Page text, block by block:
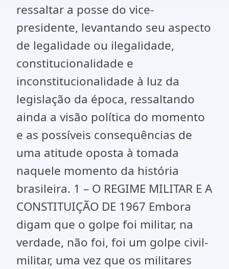
ressaltar a posse do vice-
presidente, levantando seu aspecto
de legalidade ou ilegalidade,
constitucionalidade e
inconstitucionalidade à luz da
legislação da época, ressaltando
ainda a visão política do momento
e as possíveis consequências de
uma atitude oposta à tomada
naquele momento da história
brasileira. 1 – O REGIME MILITAR E A
CONSTITUIÇÃO DE 1967 Embora
digam que o golpe foi militar, na
verdade, não foi, foi um golpe civil-
militar, uma vez que os militares